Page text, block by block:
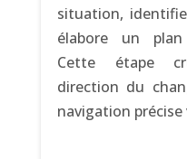
situation,
élabore un plan
Cette étape
direction du
navigation